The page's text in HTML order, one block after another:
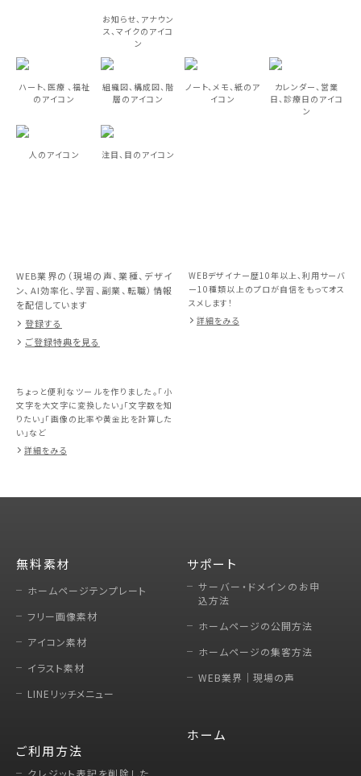
お知らせ、アナウン
ス、マイクのアイコ
ン
ハート、医療 、福祉
のアイコン
組織図、構成図、階
層のアイコン
ノート、メモ、紙のア
イコン
カレンダー、営業
日、診療日のアイコ
ン
人のアイコン 注目、目のアイコン
WEB業界の（現場の声、業種、デザイ
ン、AI効率化、学習、副業、転職）情報
を配信しています
登録する
ご登録特典を見る
WEBデザイナー歴10年以上、利用サーバ
ー10種類以上のプロが自信をもってオス
スメします！
詳細をみる
ちょっと便利なツールを作りました。「小
文字を大文字に変換したい」「文字数を知
りたい」「画像の比率や黄金比を計算した
い」など
詳細をみる
無料素材
ホームページテンプレート
フリー画像素材
アイコン素材
イラスト素材
LINEリッチメニュー
ご利用方法
クレジット表記を削除した
サポート
サーバー・ドメインのお申
込方法
ホームページの公開方法
ホームページの集客方法
WEB業界｜現場の声
ホーム